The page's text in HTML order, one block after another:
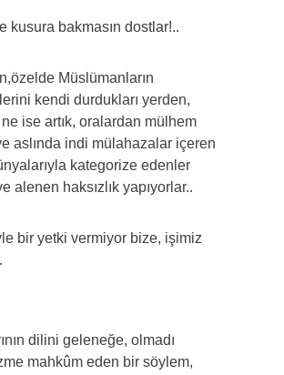
kusura bakmasın dostlar!..
Müslümanların
kendi durdukları yerden,
ise artık, oralardan mülhem
aslında indi mülahazalar içeren
kategorize edenler
alenen haksızlık yapıyorlar..
bir yetki vermiyor bize, işimiz
dilini geleneğe, olmadı
mahkûm eden bir söylem,